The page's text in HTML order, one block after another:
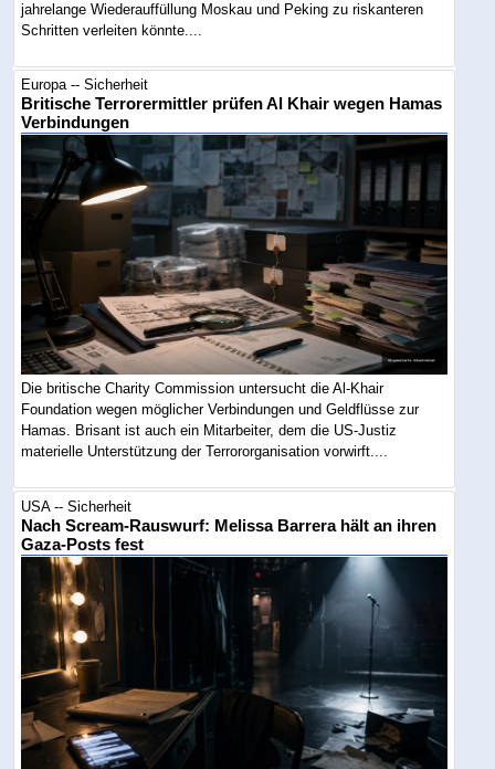
jahrelange Wiederauffüllung Moskau und Peking zu riskanteren
Schritten verleiten könnte....
Europa -- Sicherheit
Britische Terrorermittler prüfen Al Khair wegen Hamas
Verbindungen
Die britische Charity Commission untersucht die Al-Khair
Foundation wegen möglicher Verbindungen und Geldflüsse zur
Hamas. Brisant ist auch ein Mitarbeiter, dem die US-Justiz
materielle Unterstützung der Terrororganisation vorwirft....
USA -- Sicherheit
Nach Scream-Rauswurf: Melissa Barrera hält an ihren
Gaza-Posts fest